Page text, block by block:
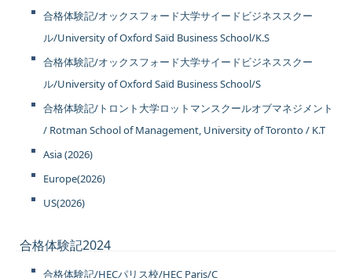
合格体験記/オックスフォード大学サイードビジネススクー
ル/University of Oxford Saïd Business School/K.S
合格体験記/オックスフォード大学サイードビジネススクー
ル/University of Oxford Saïd Business School/S
合格体験記/トロント大学ロットマンスクールオブマネジメント
/ Rotman School of Management, University of Toronto / K.T
Asia (2026)
Europe(2026)
US(2026)
合格体験記2024
合格体験記/HECパリス校/HEC Paris/C